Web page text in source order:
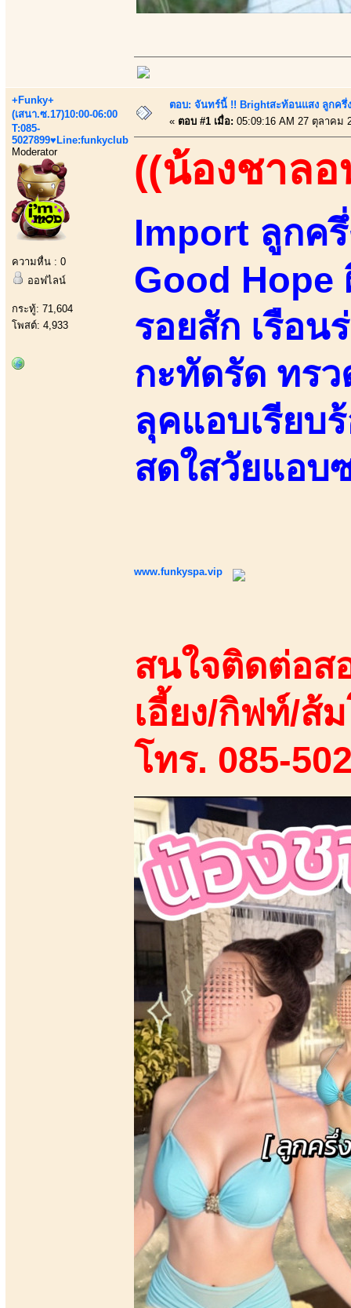
+Funky+
(เสนา.ซ.17)10:00-06:00
T:085-
5027899♥Line:funkyclub
Moderator
ความหื่น : 0
ออฟไลน์
กระทู้: 71,604
โพสต์: 4,933
ตอบ: จันทร์นี้ !! Brightสะท้อนแสง ลูกครึ่
« ตอบ #1 เมื่อ: 05:09:16 AM 27 ตุลาคม
((น้องชาลอ
Import ลูกค
Good Hope
รอยสัก เรือ
กะทัดรัด ทร
ลุคแอบเรียบ
สดใสวัยแอบ
www.funkyspa.vip
สนใจติดต่อส
เอี้ยง/กิฟท์/ส้
โทร. 085-